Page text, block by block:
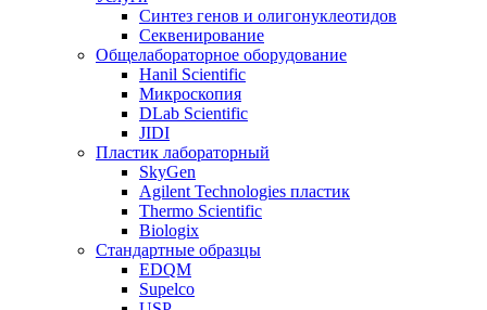
Синтез генов и олигонуклеотидов
Секвенирование
Общелабораторное оборудование
Hanil Scientific
Микроскопия
DLab Scientific
JIDI
Пластик лабораторный
SkyGen
Agilent Technologies пластик
Thermo Scientific
Biologix
Стандартные образцы
EDQM
Supelco